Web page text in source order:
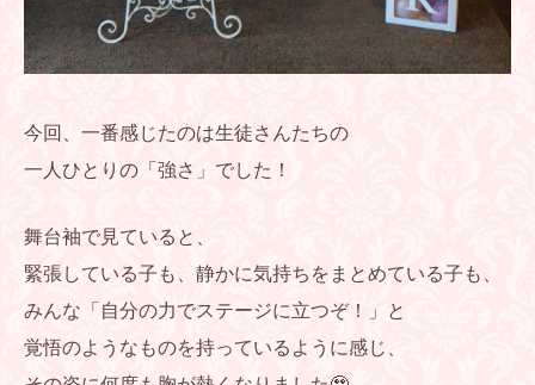
今回、一番感じたのは生徒さんたちの
一人ひとりの「強さ」でした！
舞台袖で見ていると、
緊張している子も、静かに気持ちをまとめている子も、
みんな「自分の力でステージに立つぞ！」と
覚悟のようなものを持っているように感じ、